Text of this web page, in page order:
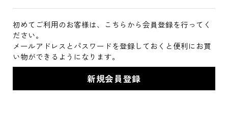
初めてご利用のお客様は、こちらから会員登録を行ってく
ださい。
メールアドレスとパスワードを登録しておくと便利にお買
い物ができるようになります。